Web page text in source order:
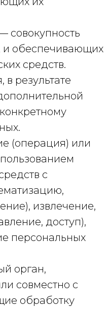
совокупность
и обеспечивающих
средств.
результате
(операция) или
с
извлечение,
доступ),
персональных
орган,
совместно с
обработку